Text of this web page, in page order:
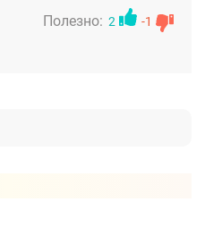
Полезно: 2 -1